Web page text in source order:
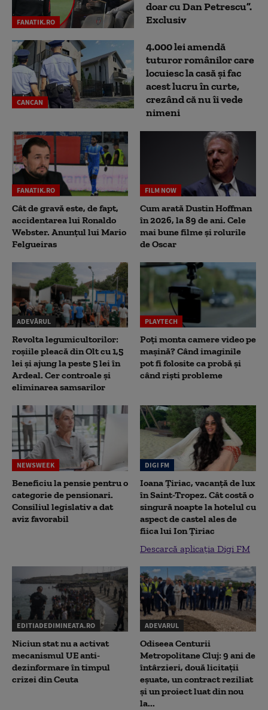
FANATIK.RO
doar cu Dan Petrescu”.
Exclusiv
CANCAN
4.000 lei amendă
tuturor românilor care
locuiesc la casă și fac
acest lucru în curte,
crezând că nu îi vede
nimeni
FANATIK.RO
Cât de gravă este, de fapt,
accidentarea lui Ronaldo
Webster. Anunțul lui Mario
Felgueiras
FILM NOW
Cum arată Dustin Hoffman
în 2026, la 89 de ani. Cele
mai bune filme și rolurile
de Oscar
ADEVĂRUL
Revolta legumicultorilor:
roșiile pleacă din Olt cu 1,5
lei și ajung la peste 5 lei în
Ardeal. Cer controale și
eliminarea samsarilor
PLAYTECH
Poți monta camere video pe
mașină? Când imaginile
pot fi folosite ca probă și
când riști probleme
NEWSWEEK
Beneficiu la pensie pentru o
categorie de pensionari.
Consiliul legislativ a dat
aviz favorabil
DIGI FM
Ioana Țiriac, vacanță de lux
în Saint-Tropez. Cât costă o
singură noapte la hotelul cu
aspect de castel ales de
fiica lui Ion Țiriac
Descarcă aplicația Digi FM
EDITIADEDIMINEATA.RO
Niciun stat nu a activat
mecanismul UE anti-
dezinformare în timpul
crizei din Ceuta
ADEVARUL
Odiseea Centurii
Metropolitane Cluj: 9 ani de
întârzieri, două licitații
eșuate, un contract reziliat
și un proiect luat din nou
la...